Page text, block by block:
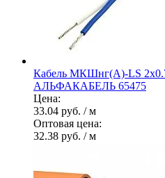
Кабель МКШнг(А)-LS
АЛЬФАКАБЕЛЬ 65475
Цена:
33.04 руб. / м
Оптовая цена:
32.38 руб. / м